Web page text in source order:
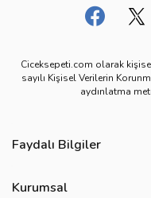
Ciceksepeti.com olarak
sayılı Kişisel Verilerin
aydınlatma
Faydalı Bilgiler
Kurumsal